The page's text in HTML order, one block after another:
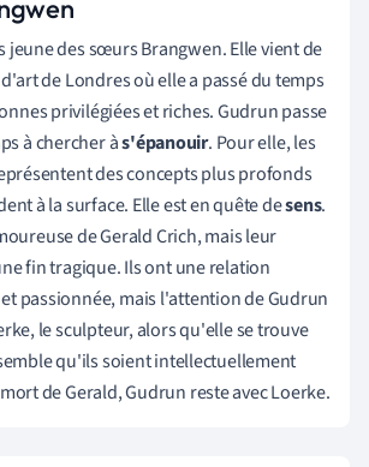
jeune des sœurs Brangwen. Elle vient de
de Londres où elle a passé du temps
privilégiées et riches. Gudrun passe
à chercher às'épanouir. Pour elle, les
des concepts plus profonds
à la surface. Elle est en quête desens.
de Gerald Crich, mais leur
fin tragique. Ils ont une relation
passionnée, mais l'attention de Gudrun
le sculpteur, alors qu'elle se trouve
qu'ils soient intellectuellement
de Gerald, Gudrun reste avec Loerke.